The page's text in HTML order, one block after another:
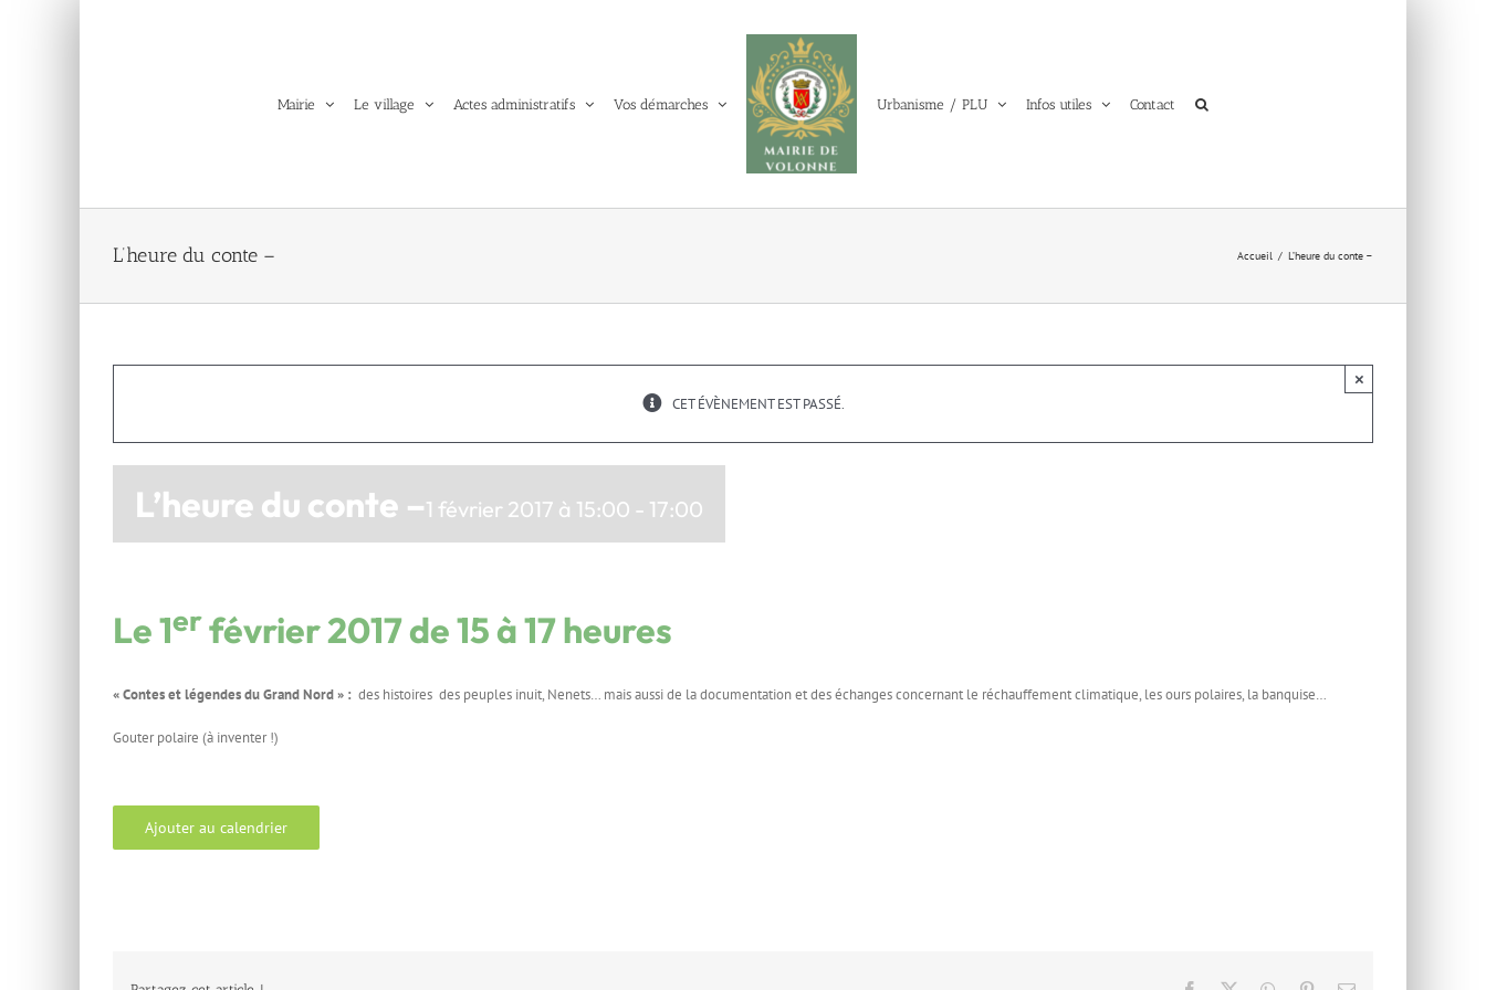
Mairie Le village Actes administratifs Vos démarches Urbanisme / PLU Infos utiles Contact
L’heure du conte – Accueil L’heure du conte –
CET ÉVÈNEMENT EST PASSÉ.
×
L’heure du conte –1 février 2017 à 15:00 - 17:00
Le 1erfévrier 2017 de 15 à 17 heures
« Contes et légendes du Grand Nord » : des histoires des peuples inuit, Nenets… mais aussi de la documentation et des échanges concernant le réchauffement climatique, les ours polaires, la banquise…
Gouter polaire (à inventer !)
Ajouter au calendrier